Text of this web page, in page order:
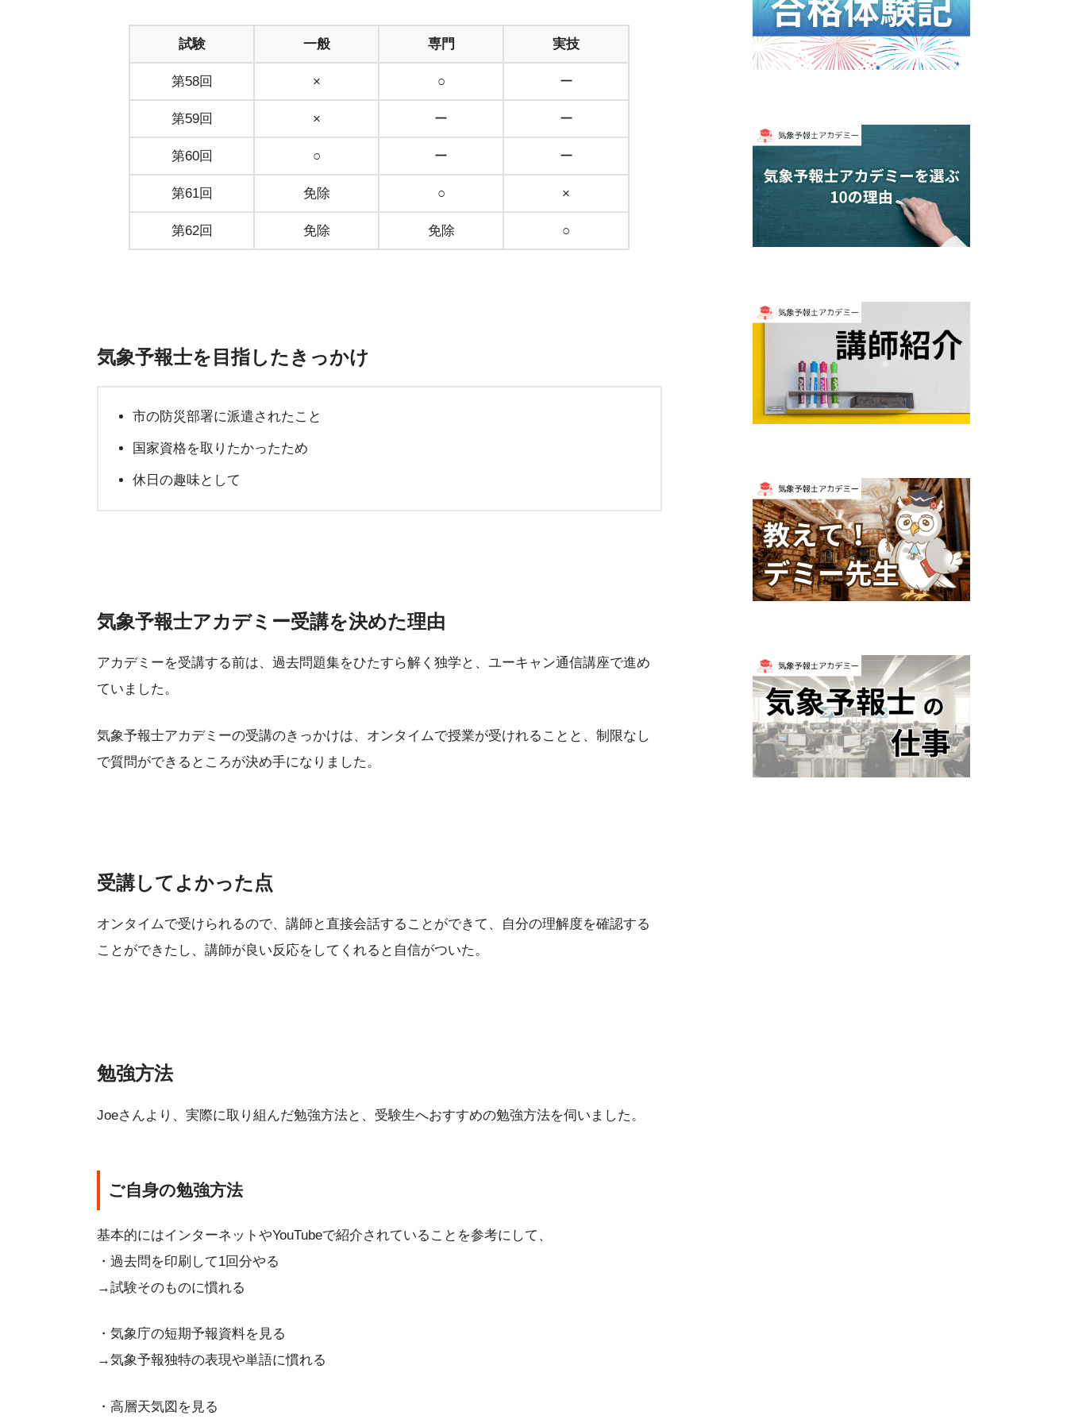
試験 一般 専門 実技
第58回 × ○ ー
第59回 × ー ー
第60回 ○ ー ー
第61回 免除 ○ ×
第62回 免除 免除 ○
気象予報士を目指したきっかけ
市の防災部署に派遣されたこと
国家資格を取りたかったため
休日の趣味として
気象予報士アカデミー受講を決めた理由
アカデミーを受講する前は、過去問題集をひたすら解く独学と、ユーキャン通信講座で進め
ていました。
気象予報士アカデミーの受講のきっかけは、オンタイムで授業が受けれることと、制限なし
で質問ができるところが決め手になりました。
受講してよかった点
オンタイムで受けられるので、講師と直接会話することができて、自分の理解度を確認する
ことができたし、講師が良い反応をしてくれると自信がついた。
勉強方法
Joeさんより、実際に取り組んだ勉強方法と、受験生へおすすめの勉強方法を伺いました。
ご自身の勉強方法
基本的にはインターネットやYouTubeで紹介されていることを参考にして、
・過去問を印刷して1回分やる
→試験そのものに慣れる
・気象庁の短期予報資料を見る
→気象予報独特の表現や単語に慣れる
・高層天気図を見る